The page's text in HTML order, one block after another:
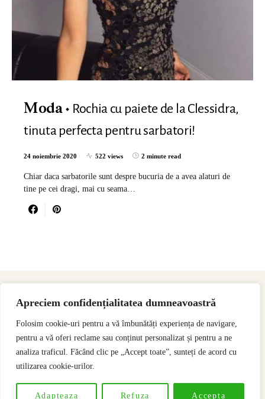
Apreciem confidențialitatea dumneavoastră
Folosim cookie-uri pentru a vă îmbunătăți experiența de navigare,
pentru a vă oferi reclame sau conținut personalizat și pentru a ne
analiza traficul. Făcând clic pe „Accept toate”, sunteți de acord cu
utilizarea cookie-urilor.
Adapteaza Refuza Accepta
Moda
Rochia cu paiete de la Clessidra,
tinuta perfecta pentru sarbatori!
24 noiembrie 2020 522 views 2 minute read
Chiar daca sarbatorile sunt despre bucuria de a avea alaturi de
tine pe cei dragi, mai cu seama…